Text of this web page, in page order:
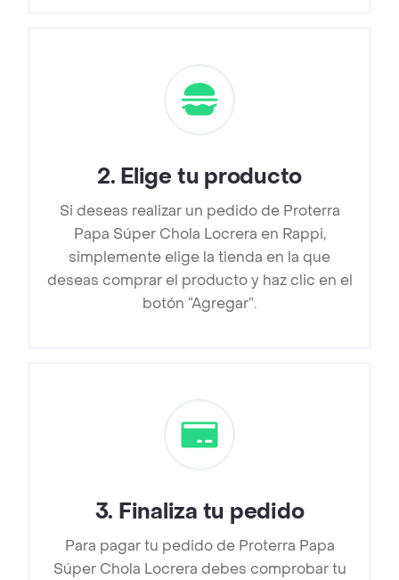
2. Elige tu producto
Si deseas realizar un pedido de Proterra
Papa Súper Chola Locrera en Rappi,
simplemente elige la tienda en la que
deseas comprar el producto y haz clic en el
botón “Agregar”.
3. Finaliza tu pedido
Para pagar tu pedido de Proterra Papa
Súper Chola Locrera debes comprobar tu